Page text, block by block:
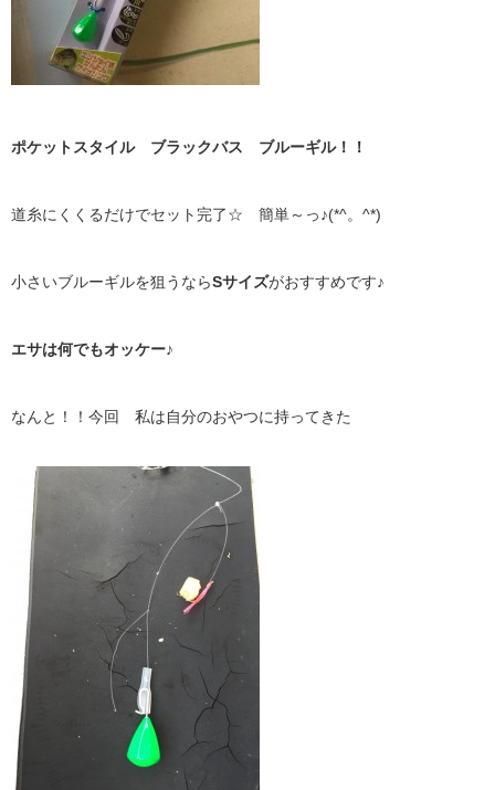
ポケットスタイル ブラックバス ブルーギル！！
道糸にくくるだけでセット完了☆ 簡単～っ♪(*^。^*)
小さいブルーギルを狙うならSサイズがおすすめです♪
エサは何でもオッケー♪
なんと！！今回 私は自分のおやつに持ってきた